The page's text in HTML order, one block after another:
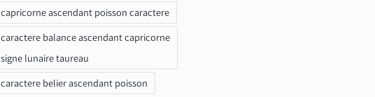
capricorne ascendant poisson caractere
caractere balance ascendant capricorne
signe lunaire taureau
caractere belier ascendant poisson